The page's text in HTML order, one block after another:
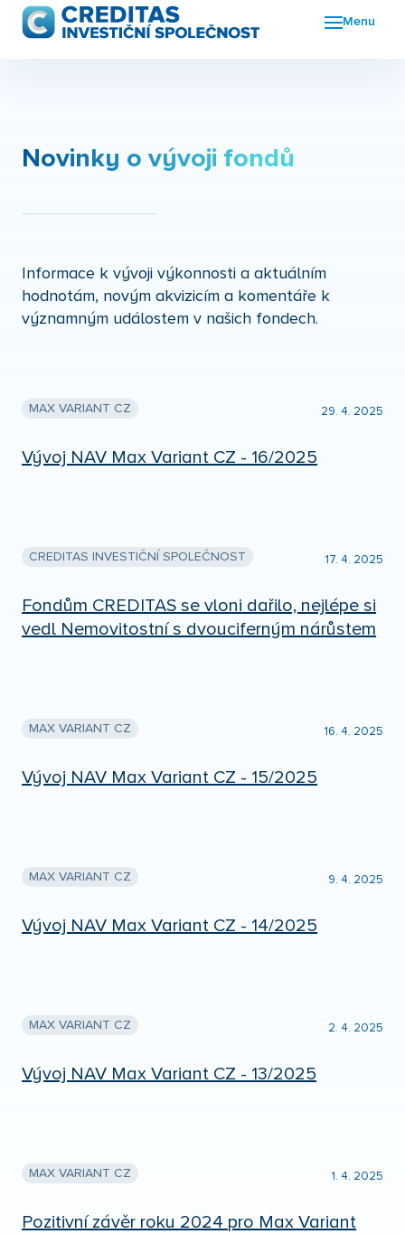
Menu
Novinky o vývoji fondů
Informace k vývoji výkonnosti a aktuálním
hodnotám, novým akvizicím a komentáře k
významným událostem v našich fondech.
MAX VARIANT CZ 29. 4. 2025
Vývoj NAV Max Variant CZ - 16/2025
CREDITAS INVESTIČNÍ SPOLEČNOST 17. 4. 2025
Fondům CREDITAS se vloni dařilo, nejlépe si
vedl Nemovitostní s dvouciferným nárůstem
MAX VARIANT CZ 16. 4. 2025
Vývoj NAV Max Variant CZ - 15/2025
MAX VARIANT CZ 9. 4. 2025
Vývoj NAV Max Variant CZ - 14/2025
MAX VARIANT CZ 2. 4. 2025
Vývoj NAV Max Variant CZ - 13/2025
MAX VARIANT CZ 1. 4. 2025
Pozitivní závěr roku 2024 pro Max Variant